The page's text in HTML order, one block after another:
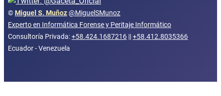
© Miguel S. Muñoz@MiguelSMunoz
Experto en Informática Forense y Peritaje Informático
Consultoría Privada:+58.424.1687216 ||+58.412.8035366
Ecuador - Venezuela